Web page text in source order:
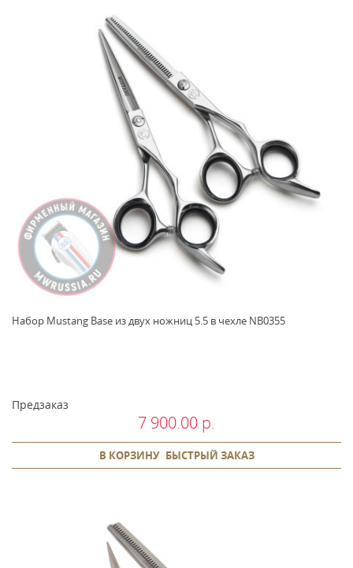
Набор Mustang Base из двух ножниц 5.5 в чехле NB0355
Предзаказ
7 900.00 р.
В КОРЗИНУ БЫСТРЫЙ ЗАКАЗ